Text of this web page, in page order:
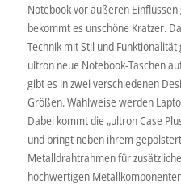
Notebook vor äußeren
bekommt es unschöne Kratzer.
Technik mit Stil und
ultron neue Notebook-Taschen
gibt es in zwei verschiedenen
Größen. Wahlweise werden
Dabei kommt die „ultron Case
und bringt neben ihrem
Metalldrahtrahmen für
hochwertigen